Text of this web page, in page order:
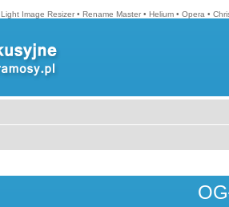
Light Image Resizer • Rename Master • Helium • Opera •